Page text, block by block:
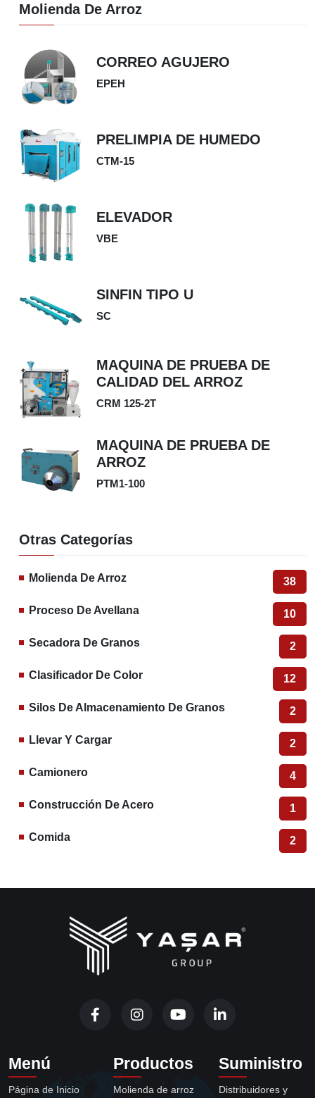
Molienda De Arroz
CORREO AGUJERO
EPEH
PRELIMPIA DE HUMEDO
CTM-15
ELEVADOR
VBE
SINFIN TIPO U
SC
MAQUINA DE PRUEBA DE
CALIDAD DEL ARROZ
CRM 125-2T
MAQUINA DE PRUEBA DE
ARROZ
PTM1-100
Otras Categorías
Molienda De Arroz 38
Proceso De Avellana 10
Secadora De Granos 2
Clasificador De Color 12
Silos De Almacenamiento De Granos 2
Llevar Y Cargar 2
Camionero 4
Construcción De Acero 1
Comida 2
Menú
Página de Inicio
Productos
Molienda de arroz
Suministro
Distribuidores y